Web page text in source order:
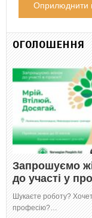
ОГОЛОШЕННЯ
Запрошуємо
до участі у
Шукаєте роботу?
професію?…